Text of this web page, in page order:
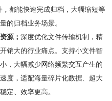
都能快速完成归档，大幅缩短等
的归档业务场景。
源； 深度优化文件传输机制，精
销大的行业痛点。支持小文件智
，大幅减少网络频繁交互产生的
度，适配海量碎片化数据、超大
定、效率更高。